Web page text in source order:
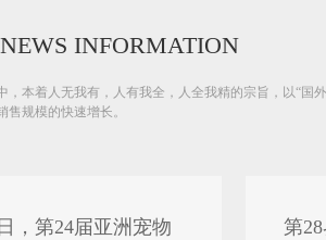
INFORMATION
，本着人无我有，人有我全，人全我精的宗旨，以“
规模的快速增长。
，第24届亚洲宠物
第